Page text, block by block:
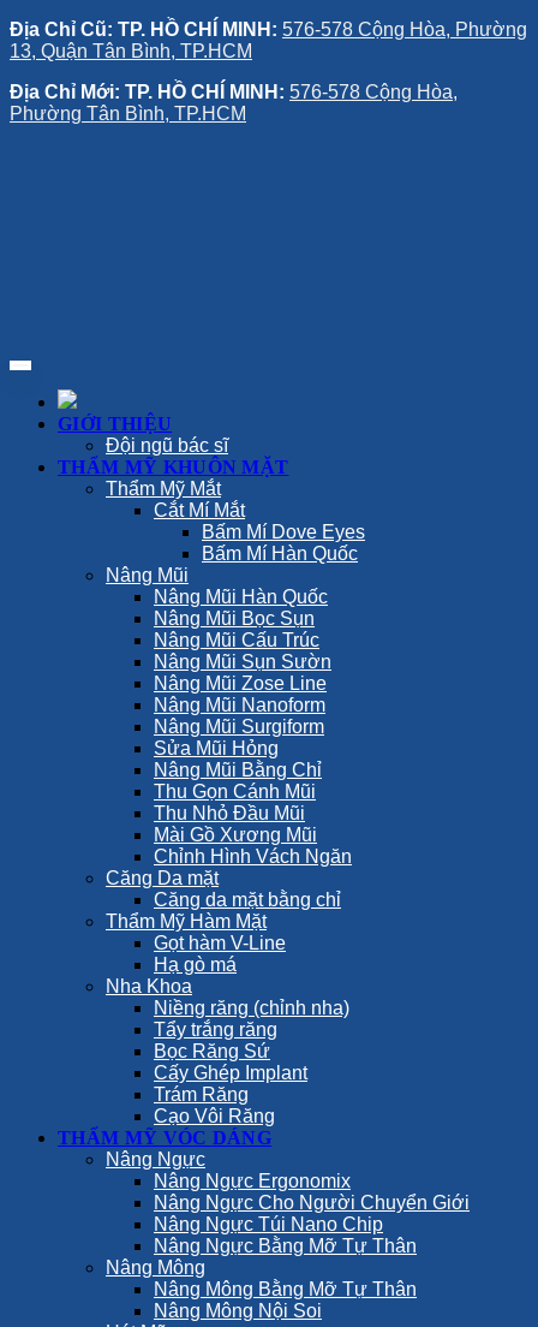
Địa Chỉ Cũ: TP. HỒ CHÍ MINH: 576-578 Cộng Hòa, Phường
13, Quận Tân Bình, TP.HCM
Địa Chỉ Mới: TP. HỒ CHÍ MINH: 576-578 Cộng Hòa,
Phường Tân Bình, TP.HCM
GIỚI THIỆU
Đội ngũ bác sĩ
THẨM MỸ KHUÔN MẶT
Thẩm Mỹ Mắt
Cắt Mí Mắt
Bấm Mí Dove Eyes
Bấm Mí Hàn Quốc
Nâng Mũi
Nâng Mũi Hàn Quốc
Nâng Mũi Bọc Sụn
Nâng Mũi Cấu Trúc
Nâng Mũi Sụn Sườn
Nâng Mũi Zose Line
Nâng Mũi Nanoform
Nâng Mũi Surgiform
Sửa Mũi Hỏng
Nâng Mũi Bằng Chỉ
Thu Gọn Cánh Mũi
Thu Nhỏ Đầu Mũi
Mài Gồ Xương Mũi
Chỉnh Hình Vách Ngăn
Căng Da mặt
Căng da mặt bằng chỉ
Thẩm Mỹ Hàm Mặt
Gọt hàm V-Line
Hạ gò má
Nha Khoa
Niềng răng (chỉnh nha)
Tẩy trắng răng
Bọc Răng Sứ
Cấy Ghép Implant
Trám Răng
Cạo Vôi Răng
THẨM MỸ VÓC DÁNG
Nâng Ngực
Nâng Ngực Ergonomix
Nâng Ngực Cho Người Chuyển Giới
Nâng Ngực Túi Nano Chip
Nâng Ngực Bằng Mỡ Tự Thân
Nâng Mông
Nâng Mông Bằng Mỡ Tự Thân
Nâng Mông Nội Soi